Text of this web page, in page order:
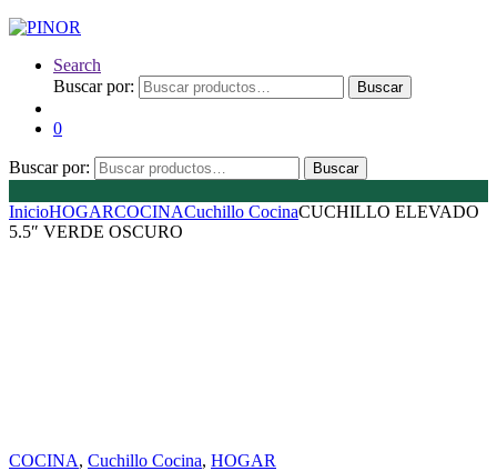
Search
Buscar por:
Buscar
0
Buscar por: Buscar
InicioHOGARCOCINACuchillo CocinaCUCHILLO ELEVADO
5.5″ VERDE OSCURO
COCINA, Cuchillo Cocina, HOGAR